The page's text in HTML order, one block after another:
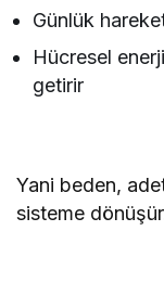
Günlük
Hücresel
getirir
Yani beden,
sisteme